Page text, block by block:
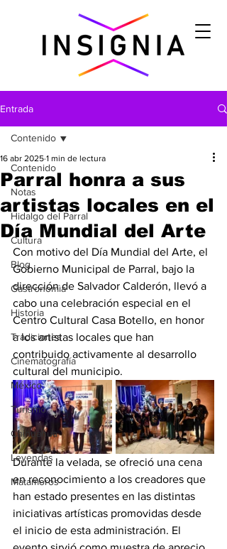
Entrada
Contenido
Notas
Hidalgo del Parral
Cultura
Blog
Gastronomìa
Historia
Tradiciones
Cinematografía
México
Turismo
Chihuahua
Leyendas
Matamoros
Contenido
Parral honra a sus
artistas locales en el
Día Mundial del Arte
16 abr 2025 1 min de lectura
Con motivo del Día Mundial del Arte, el
Gobierno Municipal de Parral, bajo la
dirección de Salvador Calderón, llevó a
cabo una celebración especial en el
Centro Cultural Casa Botello, en honor
a los artistas locales que han
contribuido activamente al desarrollo
cultural del municipio.
Durante la velada, se ofreció una cena
en reconocimiento a los creadores que
han estado presentes en las distintas
iniciativas artísticas promovidas desde
el inicio de esta administración. El